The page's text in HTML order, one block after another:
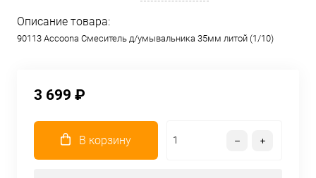
Описание товара:
90113 Accoona Смеситель д/умывальника 35мм литой (1/10)
3 699 ₽
В корзину